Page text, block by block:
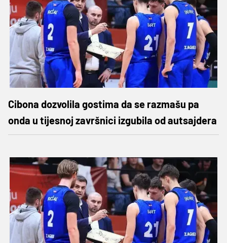
Cibona dozvolila gostima da se razmašu pa
onda u tijesnoj završnici izgubila od autsajdera